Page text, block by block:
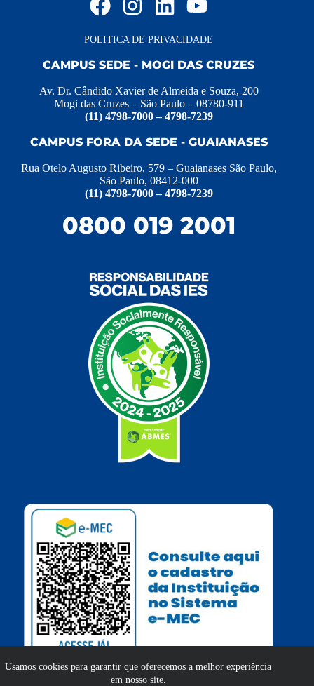
Usamos cookies para garantir que oferecemos a melhor experiência
em nosso site.
POLITICA DE PRIVACIDADE
CAMPUS SEDE - MOGI DAS CRUZES
Av. Dr. Cândido Xavier de Almeida e Souza, 200
Mogi das Cruzes – São Paulo – 08780-911
(11) 4798-7000 – 4798-7239
CAMPUS FORA DA SEDE - GUAIANASES
Rua Otelo Augusto Ribeiro, 579 – Guaianases São Paulo,
São Paulo, 08412-000
(11) 4798-7000 – 4798-7239
0800 019 2001